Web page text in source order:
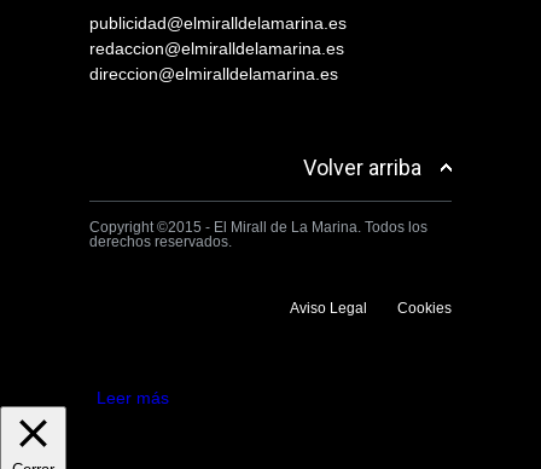
publicidad@elmiralldelamarina.es
redaccion@elmiralldelamarina.es
direccion@elmiralldelamarina.es
Volver arriba
Copyright ©2015 - El Mirall de La Marina. Todos los
derechos reservados.
Aviso Legal Cookies
Leer más